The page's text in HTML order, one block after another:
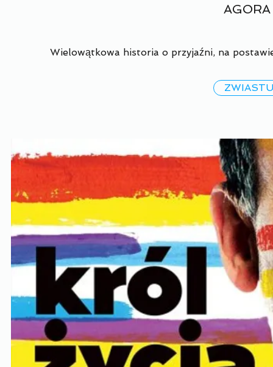
Wielowątkowa historia o przyjaźni, na